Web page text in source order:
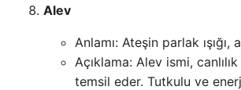
Alev
Anlamı: Ateşin parlak ışığı,
Açıklama: Alev ismi,
temsil eder. Tutkulu ve